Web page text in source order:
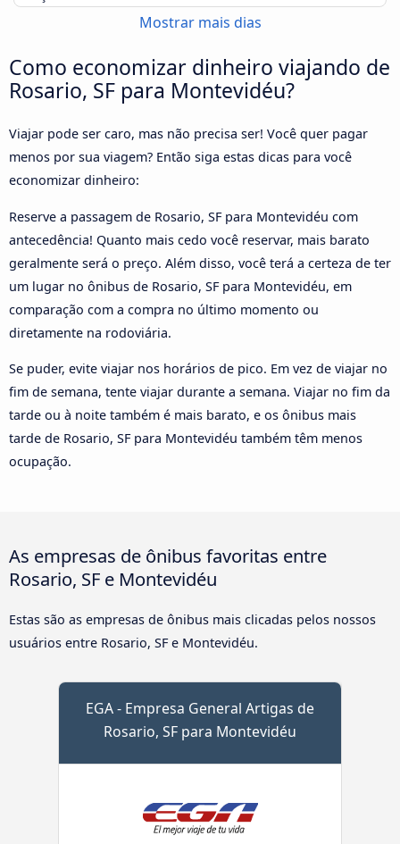
Mostrar mais dias
Como economizar dinheiro viajando de
Rosario, SF para Montevidéu?
Viajar pode ser caro, mas não precisa ser! Você quer pagar
menos por sua viagem? Então siga estas dicas para você
economizar dinheiro:
Reserve a passagem de Rosario, SF para Montevidéu com
antecedência! Quanto mais cedo você reservar, mais barato
geralmente será o preço. Além disso, você terá a certeza de ter
um lugar no ônibus de Rosario, SF para Montevidéu, em
comparação com a compra no último momento ou
diretamente na rodoviária.
Se puder, evite viajar nos horários de pico. Em vez de viajar no
fim de semana, tente viajar durante a semana. Viajar no fim da
tarde ou à noite também é mais barato, e os ônibus mais
tarde de Rosario, SF para Montevidéu também têm menos
ocupação.
As empresas de ônibus favoritas entre
Rosario, SF e Montevidéu
Estas são as empresas de ônibus mais clicadas pelos nossos
usuários entre Rosario, SF e Montevidéu.
EGA - Empresa General Artigas de
Rosario, SF para Montevidéu